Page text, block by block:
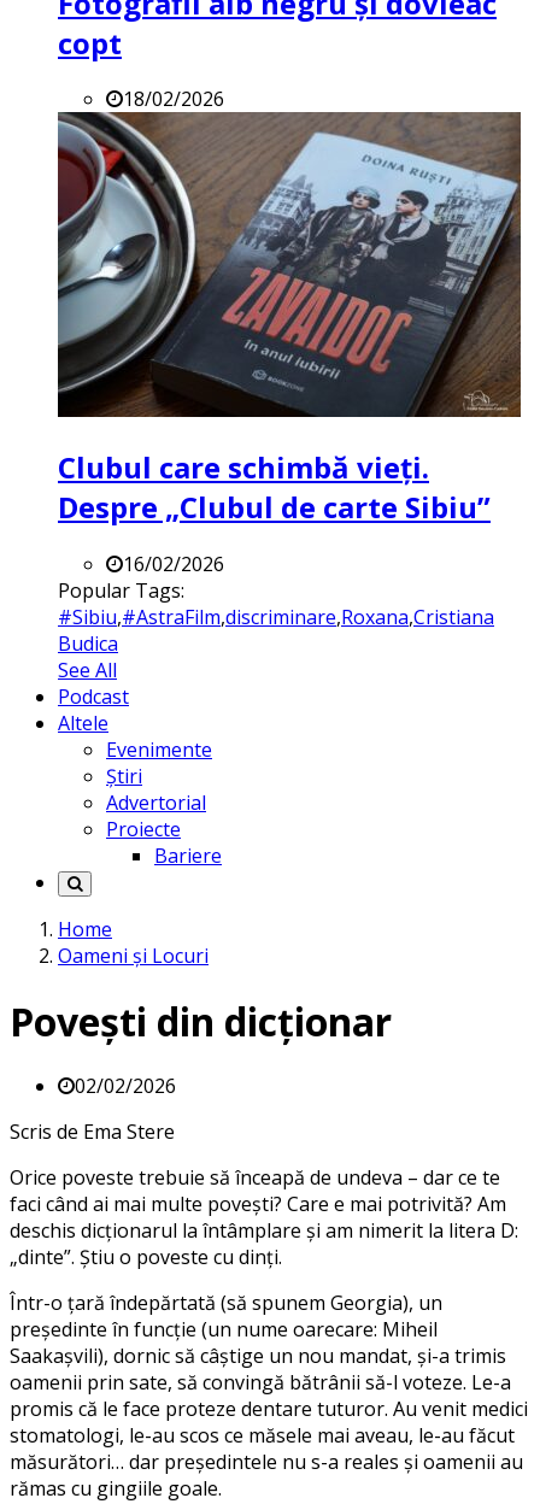
copt
18/02/2026
Clubul care schimbă vieți.
Despre „Clubul de carte Sibiu”
16/02/2026
Popular Tags:
#Sibiu,#AstraFilm,discriminare,Roxana,Cristiana
Budica
See All
Podcast
Altele
Evenimente
Știri
Advertorial
Proiecte
Bariere
Home
Oameni și Locuri
Povești din dicționar
02/02/2026
Scris de Ema Stere
Orice poveste trebuie să înceapă de undeva – dar ce te
faci când ai mai multe povești? Care e mai potrivită? Am
deschis dicționarul la întâmplare și am nimerit la litera D:
„dinte”. Știu o poveste cu dinți.
Într-o țară îndepărtată (să spunem Georgia), un
președinte în funcție (un nume oarecare: Miheil
Saakașvili), dornic să câștige un nou mandat, și-a trimis
oamenii prin sate, să convingă bătrânii să-l voteze. Le-a
promis că le face proteze dentare tuturor. Au venit medici
stomatologi, le-au scos ce măsele mai aveau, le-au făcut
măsurători… dar președintele nu s-a reales și oamenii au
rămas cu gingiile goale.